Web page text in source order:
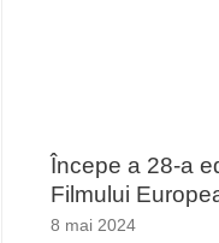
Începe a 28-a
Filmului
8 mai 2024